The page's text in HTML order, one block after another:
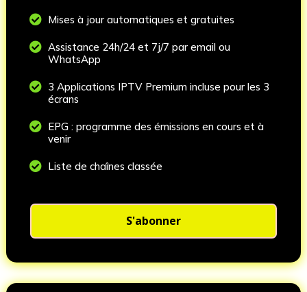
 Mises à jour automatiques et gratuites
 Assistance 24h/24 et 7j/7 par email ou
WhatsApp
 3 Applications IPTV Premium incluse pour les 3
écrans
 EPG : programme des émissions en cours et à
venir
 Liste de chaînes classée
S'abonner